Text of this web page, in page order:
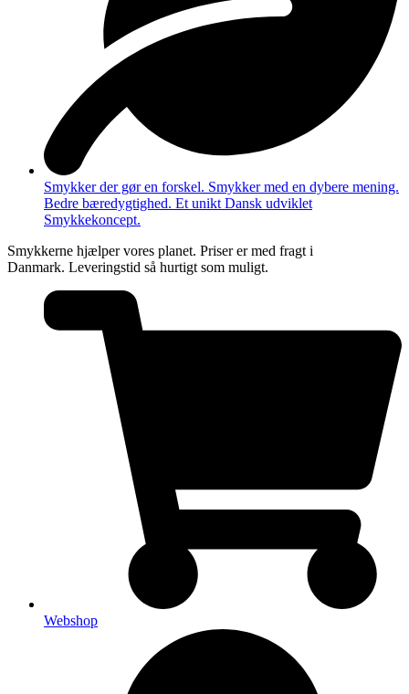
Smykker der gør en forskel. Smykker med en dybere mening.
Bedre bæredygtighed. Et unikt Dansk udviklet
Smykkekoncept.
Smykkerne hjælper vores planet. Priser er med fragt i
Danmark. Leveringstid så hurtigt som muligt.
Webshop